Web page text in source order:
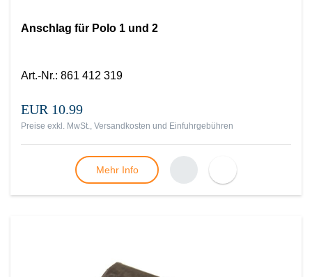
Anschlag für Polo 1 und 2
Art.-Nr.: 861 412 319
EUR 10.99
Preise exkl. MwSt., Versandkosten und Einfuhrgebühren
Mehr Info